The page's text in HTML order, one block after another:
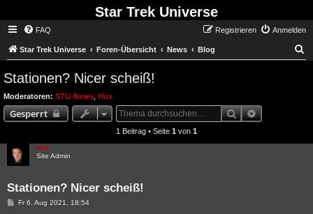
Star Trek Universe
FAQ Anmelden
Registrieren
Star Trek Universe Foren-Übersicht News Blog
Stationen? Nicer scheiß!
Moderatoren: STU-News Hux
Gesperrt SucheErweiterte
1 Beitrag • Seite 1 von 1
Hux
Site Admin
Stationen? Nicer scheiß!
Beitrag
Fr 6. Aug 2021, 18:54